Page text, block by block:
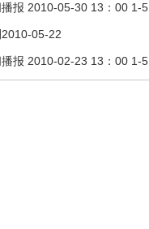
报 2010-05-30 13：00 1-5
05-22
报 2010-02-23 13：00 1-5